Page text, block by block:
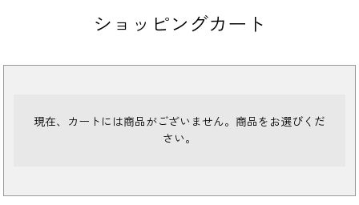
再入荷
ショッピングカート
現在、カートには商品がございません。商品をお選びくだ
さい。